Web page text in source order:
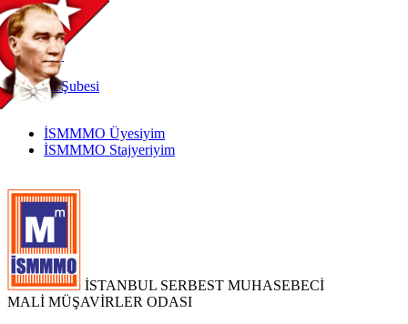
TR
|
EN
İnternetŞubesi
İSMMMO Üyesiyim
İSMMMO Stajyeriyim
İSTANBUL SERBEST MUHASEBECİ
MALİ MÜŞAVİRLER ODASI